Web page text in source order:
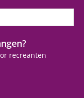
recreanten